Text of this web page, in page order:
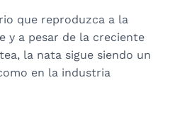
que reproduzca a la
y a pesar de la creciente
la nata sigue siendo un
en la industria